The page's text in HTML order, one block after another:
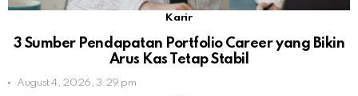
Karir
3 Sumber Pendapatan Portfolio Career yang Bikin
Arus Kas Tetap Stabil
August 4, 2026, 3:29 pm